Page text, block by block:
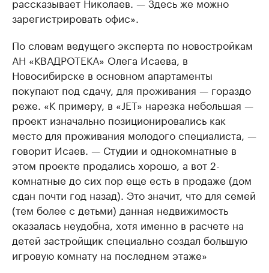
зарегистрировать офис».
По словам ведущего эксперта по новостройкам
АН «КВАДРОТЕКА» Олега Исаева, в
Новосибирске в основном апартаменты
покупают под сдачу, для проживания — гораздо
реже. «К примеру, в «JET» нарезка небольшая —
проект изначально позиционировались как
место для проживания молодого специалиста, —
говорит Исаев. — Студии и однокомнатные в
этом проекте продались хорошо, а вот 2-
комнатные до сих пор еще есть в продаже (дом
сдан почти год назад). Это значит, что для семей
(тем более с детьми) данная недвижимость
оказалась неудобна, хотя именно в расчете на
детей застройщик специально создал большую
игровую комнату на последнем этаже»